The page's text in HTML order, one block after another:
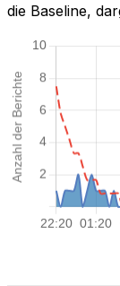
die Baseline,